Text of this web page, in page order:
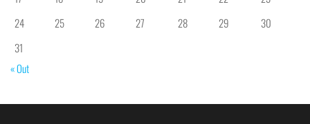
24
25 26 27 28 29
30
31
« Out